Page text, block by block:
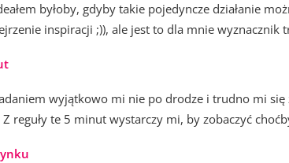
byłoby, gdyby takie pojedyncze działanie
inspiracji ;)), ale jest to dla mnie wyznacznik
wyjątkowo mi nie po drodze i trudno mi
reguły te 5 minut wystarczy mi, by zobaczyć